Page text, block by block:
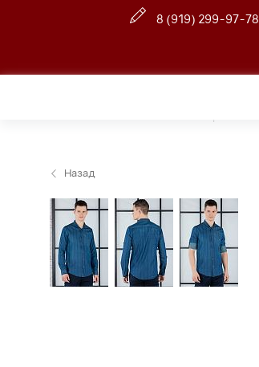
8 (919) 299-97-78
Назад